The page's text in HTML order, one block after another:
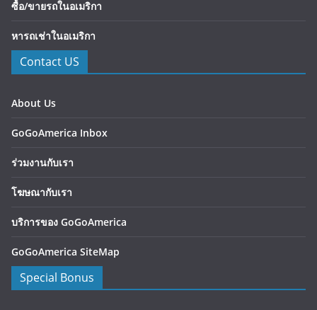
ซื้อ/ขายรถในอเมริกา
หารถเช่าในอเมริกา
Contact US
About Us
GoGoAmerica Inbox
ร่วมงานกับเรา
โฆษณากับเรา
บริการของ GoGoAmerica
GoGoAmerica SiteMap
Special Bonus